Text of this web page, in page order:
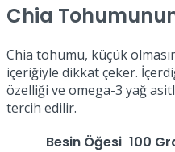
Chia
Chia tohumu, küçük
içeriğiyle dikkat çeker.
özelliği ve omega-3 yağ
tercih edilir.
Besin Öğesi 100